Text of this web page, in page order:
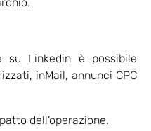
su Linkedin è possibile
inMail, annunci CPC
dell’operazione.